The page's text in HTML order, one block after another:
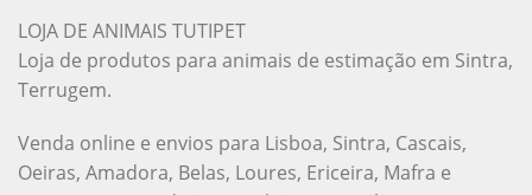
LOJA DE ANIMAIS TUTIPET
Loja de produtos para animais de estimação em Sintra,
Terrugem.
Venda online e envios para Lisboa, Sintra, Cascais,
Oeiras, Amadora, Belas, Loures, Ericeira, Mafra e